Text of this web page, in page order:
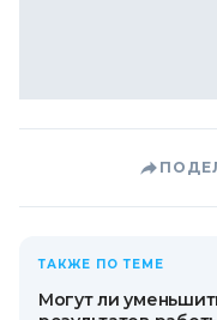
ТАКЖЕ ПО ТЕМЕ
Могут ли